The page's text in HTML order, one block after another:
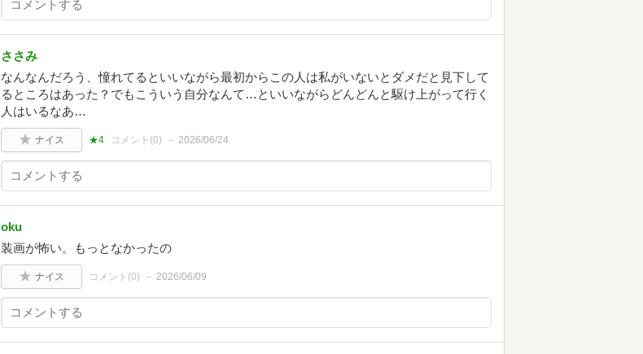
ささみ
なんなんだろう、憧れてるといいながら最初からこの人は私がいないとダメだと見下して
るところはあった？でもこういう自分なんて…といいながらどんどんと駆け上がって行く
人はいるなあ…
ナイス ★4 コメント(0) 2026/06/24
oku
装画が怖い。もっとなかったの
ナイス コメント(0) 2026/06/09